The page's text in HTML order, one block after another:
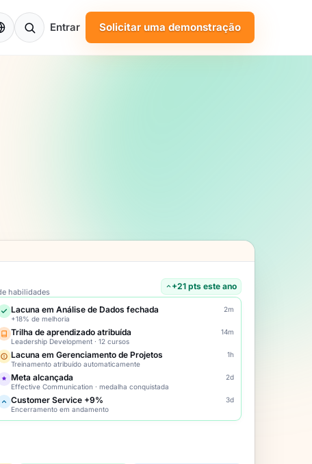
Entrar Solicitar uma demonstração
habilidades
+21 pts este ano
Lacuna em Análise de Dados fechada
+18% de melhoria
2m
Trilha de aprendizado atribuída
Leadership Development · 12 cursos
14m
Lacuna em Gerenciamento de Projetos
Treinamento atribuído automaticamente
1h
Meta alcançada
Effective Communication · medalha conquistada
2d
Customer Service +9%
Encerramento em andamento
3d